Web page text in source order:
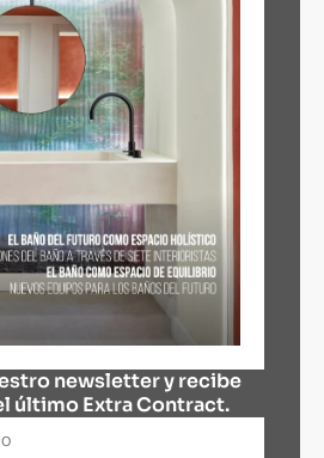
newsletter y recibe
último Extra Contract.